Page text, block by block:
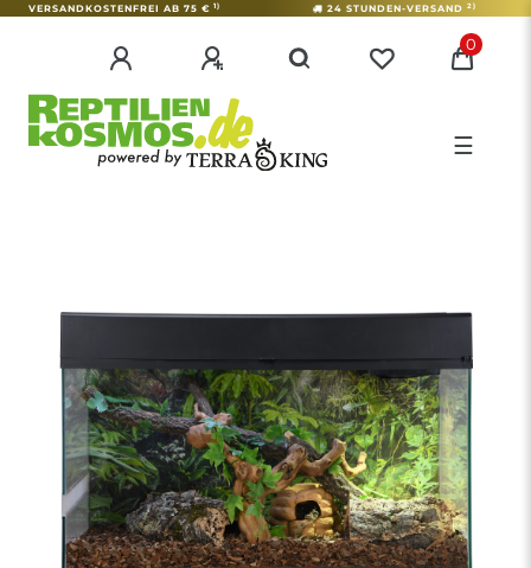
VERSANDKOSTENFREI AB 75 € 1) 24 STUNDEN-VERSAND 2)
0
☰